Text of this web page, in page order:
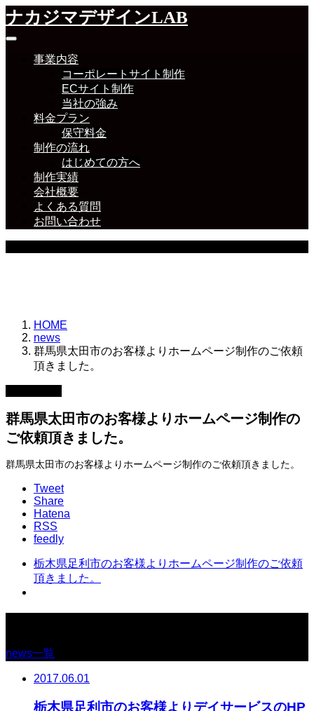
ナカジマデザインLAB
事業内容
コーポレートサイト制作
ECサイト制作
当社の強み
料金プラン
保守料金
制作の流れ
はじめての方へ
制作実績
会社概要
よくある質問
お問い合わせ
HOME
news
群馬県太田市のお客様よりホームページ制作のご依頼
頂きました。
群馬県太田市のお客様よりホームページ制作の
ご依頼頂きました。
群馬県太田市のお客様よりホームページ制作のご依頼頂きました。
Tweet
Share
Hatena
RSS
feedly
栃木県足利市のお客様よりホームページ制作のご依頼
頂きました。
news一覧
2017.06.01
栃木県足利市のお客様よりデイサービスのHP